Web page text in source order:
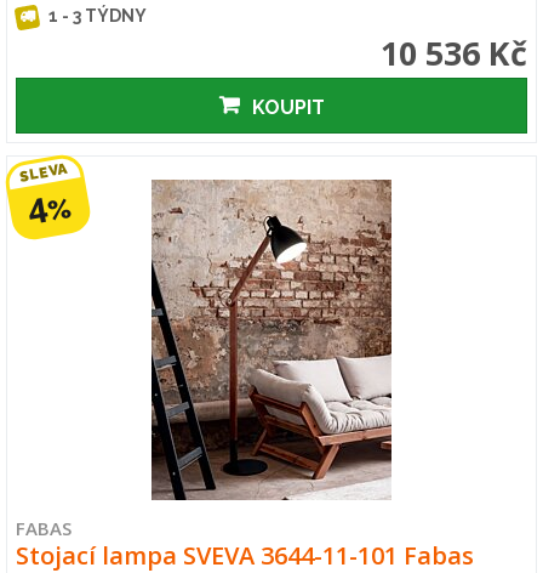
1 - 3 TÝDNY
10 536 Kč
KOUPIT
SLEVA
4%
FABAS
Stojací lampa SVEVA 3644-11-101 Fabas